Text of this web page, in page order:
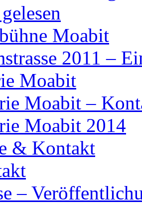
Moabit
2011 –
Moabit
Moabit –
Moabit 2014
& Kontakt
–